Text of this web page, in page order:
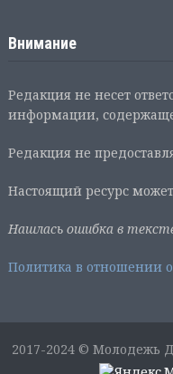
Внимание
Редакция не несет
информации,
Редакция не
Настоящий ресурс
Нашлась ошибка в
Политика в отношении
2017-2024 © Молодежь